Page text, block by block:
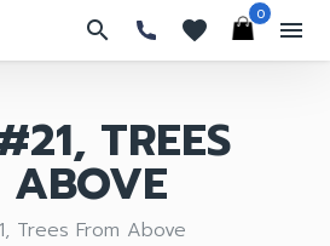
search favorites
0
menu
TREES
ABOVE
Trees From Above